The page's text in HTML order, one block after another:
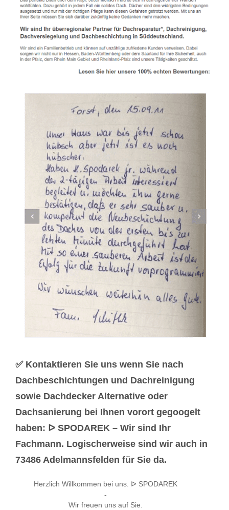
✅ Kontaktieren Sie uns wenn Sie nach
Dachbeschichtungen und Dachreinigung
sowie Dachdecker Alternative oder
Dachsanierung bei Ihnen vorort gegoogelt
haben: ᐅ SPODAREK – Wir sind Ihr
Fachmann. Logischerweise sind wir auch in
73486 Adelmannsfelden für Sie da.
Herzlich Willkommen bei uns. ᐅ SPODAREK
-
Wir freuen uns auf Sie.